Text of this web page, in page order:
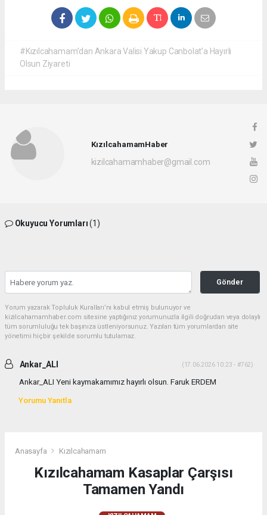
#Kızılcahamam’dan Ankara Valisi Yakup Canbolat’a Hayırlı
Olsun Ziyareti
KızılcahamamHaber
kizilcahamamhaber@gmail.com
Okuyucu Yorumları(1)
Gönder
Yorum yazarak Topluluk Kuralları’nı kabul etmiş bulunuyor ve
kizilcahamamhaber.com sitesine yaptığınız yorumunuzla ilgili doğrudan veya dolaylı
tüm sorumluluğu tek başınıza üstleniyorsunuz. Yazılan tüm yorumlardan site
yönetimi hiçbir şekilde sorumlu tutulamaz.
Ankar_ALI (17.06.2026 10:23 - #762)
Ankar_ALI Yeni kaymakamımız hayırlı olsun. Faruk ERDEM
Yorumu Yanıtla
Anasayfa Kızılcahamam
Kızılcahamam Kasaplar Çarşısı
Tamamen Yandı